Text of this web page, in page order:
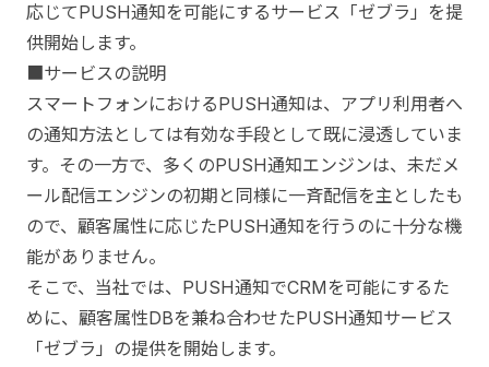
応じてPUSH通知を可能にするサービス「ゼブラ」を提
供開始します。
■サービスの説明
スマートフォンにおけるPUSH通知は、アプリ利用者へ
の通知方法としては有効な手段として既に浸透していま
す。その一方で、多くのPUSH通知エンジンは、未だメ
ール配信エンジンの初期と同様に一斉配信を主としたも
ので、顧客属性に応じたPUSH通知を行うのに十分な機
能がありません。
そこで、当社では、PUSH通知でCRMを可能にするた
めに、顧客属性DBを兼ね合わせたPUSH通知サービス
「ゼブラ」の提供を開始します。